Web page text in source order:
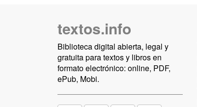
textos.info
Biblioteca digital abierta, legal y
gratuita para textos y libros en
formato electrónico: online, PDF,
ePub, Mobi.